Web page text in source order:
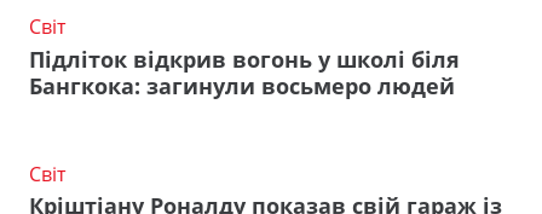
Світ
Підліток відкрив вогонь у школі біля
Бангкока: загинули восьмеро людей
Світ
Кріштіану Роналду показав свій гараж із